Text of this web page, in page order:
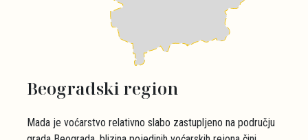
Beogradski region
Mada je voćarstvo relativno slabo zastupljeno na području